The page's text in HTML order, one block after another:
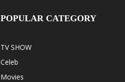
POPULAR CATEGORY
TV SHOW
Celeb
Movies